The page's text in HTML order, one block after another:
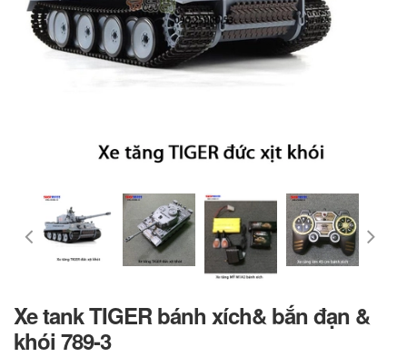
Xe tank TIGER bánh xích& bắn đạn &
khói 789-3